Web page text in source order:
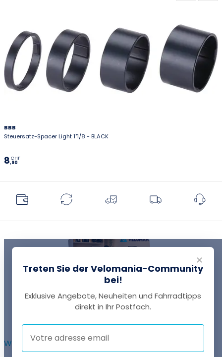
BBB
Steuersatz-Spacer Light 1"1/8 - BLACK
8,90
CHF
EINE FRAGE?
WEITERFÜHRENDE INFORMATIONEN :
✕
Treten Sie der Velomania-Community
bei!
Exklusive Angebote, Neuheiten und Fahrradtipps
direkt in Ihr Postfach.